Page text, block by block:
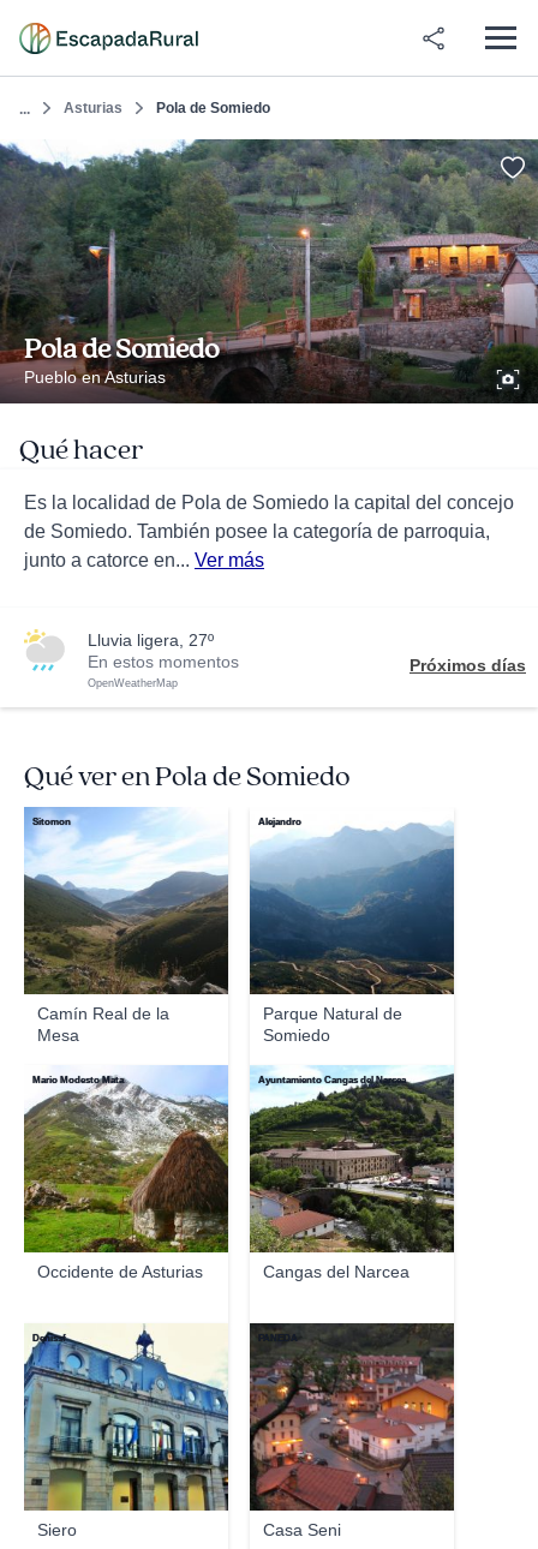
... Asturias Pola de Somiedo
Pola de Somiedo
Pueblo en Asturias
Qué hacer
Es la localidad de Pola de Somiedo la capital del concejo
de Somiedo. También posee la categoría de parroquia,
junto a catorce en... Ver más
lluvia ligera, 27º
En estos momentos
OpenWeatherMap
Próximos días
Qué ver en Pola de Somiedo
Camín Real de la
Mesa
Sitomon
Parque Natural de
Somiedo
Alejandro
Occidente de Asturias
Mario Modesto Mata
Cangas del Narcea
Ayuntamiento Cangas del Narcea
Siero
Denissf
Casa Seni
PAÑEDA